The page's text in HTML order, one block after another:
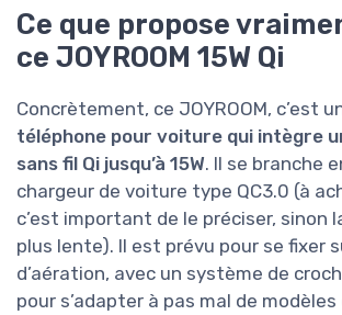
Ce que propose
ce JOYROOM 15W Qi
Concrètement, ce JOYROOM, c’est
téléphone pour voiture qui intègre
sans fil Qi jusqu’à 15W. Il se branche
chargeur de voiture type QC3.0 (à
c’est important de le préciser, sinon
plus lente). Il est prévu pour se fixer
d’aération, avec un système de
pour s’adapter à pas mal de modèles